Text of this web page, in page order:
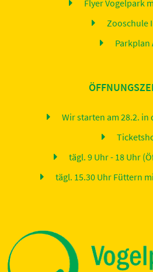
Flyer Vogelpark
Zooschule
Parkplan
Wir starten am 28.2. in
tägl. 9 Uhr - 18 Uhr
tägl. 15.30 Uhr Füttern